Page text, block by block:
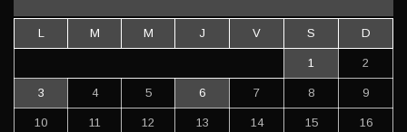
L M M J V S D
1 2
3 4 5 6 7 8 9
10 11 12 13 14 15 16